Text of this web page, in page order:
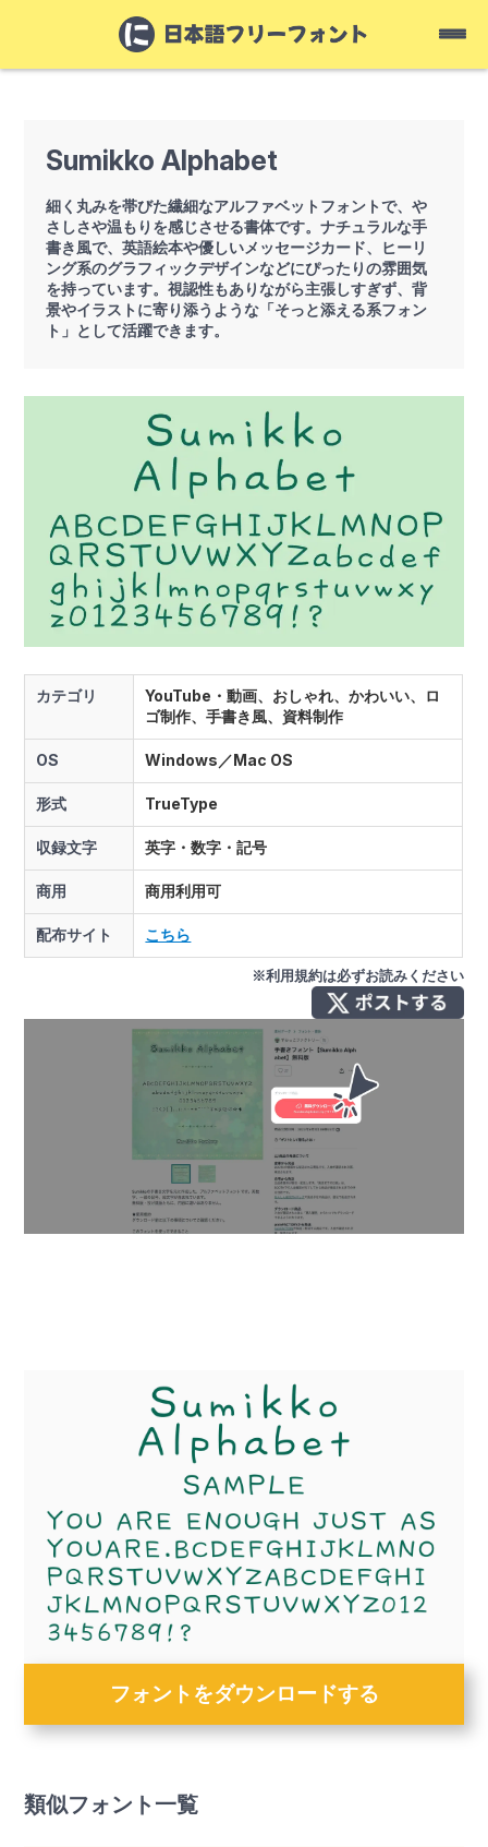
Sumikko Alphabet
細く丸みを帯びた繊細なアルファベットフォントで、や
さしさや温もりを感じさせる書体です。ナチュラルな手
書き風で、英語絵本や優しいメッセージカード、ヒーリ
ング系のグラフィックデザインなどにぴったりの雰囲気
を持っています。視認性もありながら主張しすぎず、背
景やイラストに寄り添うような「そっと添える系フォン
ト」として活躍できます。
カテゴリ
YouTube・動画、おしゃれ、かわいい、ロ
ゴ制作、手書き風、資料制作
OS Windows／Mac OS
形式 TrueType
収録文字 英字・数字・記号
商用 商用利用可
配布サイト こちら
※利用規約は必ずお読みください
フォントをダウンロードする
類似フォント一覧